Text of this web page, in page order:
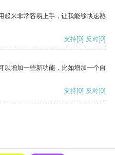
起来非常容易上手，让我能够快速熟
支持[0] 反对[0]
以增加一些新功能，比如增加一个自
支持[0] 反对[0]